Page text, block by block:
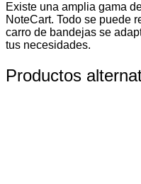
Existe una amplia gama
NoteCart. Todo se puede
carro de bandejas se
tus necesidades.
Productos